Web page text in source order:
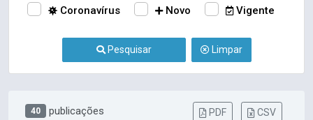
Coronavírus Novo Vigente
Pesquisar Limpar
40
publicações
PDF
CSV